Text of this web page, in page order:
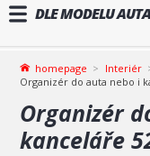
DLE MODELU AUTA
homepage Interiér
Organizér do auta nebo i
Organizér
kanceláře